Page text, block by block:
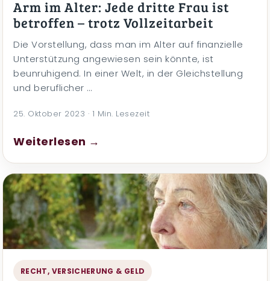
Arm im Alter: Jede dritte Frau ist
betroffen – trotz Vollzeitarbeit
Die Vorstellung, dass man im Alter auf finanzielle
Unterstützung angewiesen sein könnte, ist
beunruhigend. In einer Welt, in der Gleichstellung
und beruflicher …
25. Oktober 2023 · 1 Min. Lesezeit
Weiterlesen →
RECHT, VERSICHERUNG & GELD